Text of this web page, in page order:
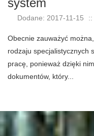
system
Dodane: 2017-11-15 ::
Obecnie zauważyć
rodzaju specjalistycznych
pracę, ponieważ dzięki
dokumentów, który...